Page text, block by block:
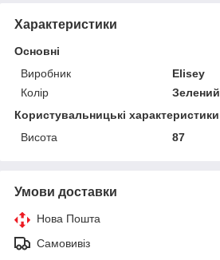
Характеристики
Основні
Виробник
Elisey
Колір
Зелений
Користувальницькі характеристики
Висота
87
Умови доставки
Нова Пошта
Самовивіз